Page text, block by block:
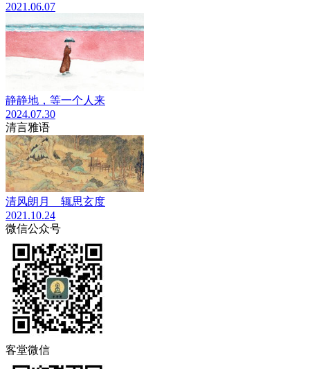
2021.06.07
静静地，等一个人来
2024.07.30
清言雅语
清风朗月 辄思玄度
2021.10.24
微信公众号
客堂微信